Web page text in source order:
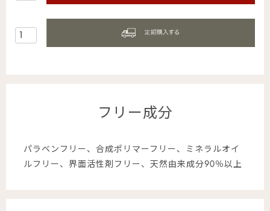
フリー成分
パラベンフリー、合成ポリマーフリー、ミネラルオイ
ルフリー、界面活性剤フリー、天然由来成分90％以上